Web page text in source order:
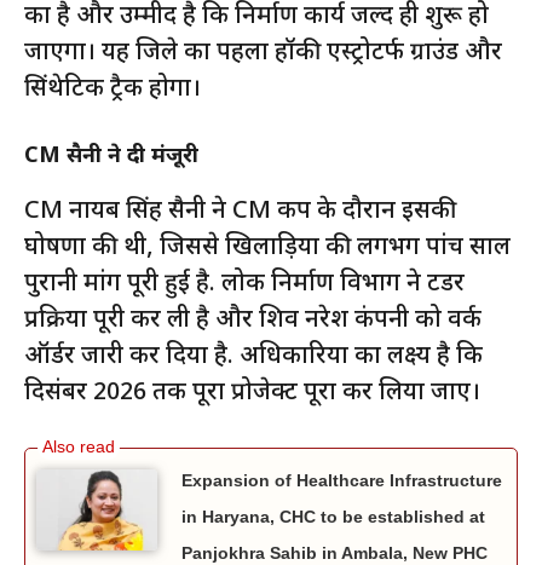
का है और उम्मीद है कि निर्माण कार्य जल्द ही शुरू हो
जाएगा। यह जिले का पहला हॉकी एस्ट्रोटर्फ ग्राउंड और
सिंथेटिक ट्रैक होगा।
CM सैनी ने दी मंजूरी
CM नायब सिंह सैनी ने CM कप के दौरान इसकी
घोषणा की थी, जिससे खिलाड़ियों की लगभग पांच साल
पुरानी मांग पूरी हुई है. लोक निर्माण विभाग ने टेंडर
प्रक्रिया पूरी कर ली है और शिव नरेश कंपनी को वर्क
ऑर्डर जारी कर दिया है. अधिकारियों का लक्ष्य है कि
दिसंबर 2026 तक पूरा प्रोजेक्ट पूरा कर लिया जाए।
Expansion of Healthcare Infrastructure
in Haryana, CHC to be established at
Panjokhra Sahib in Ambala, New PHC